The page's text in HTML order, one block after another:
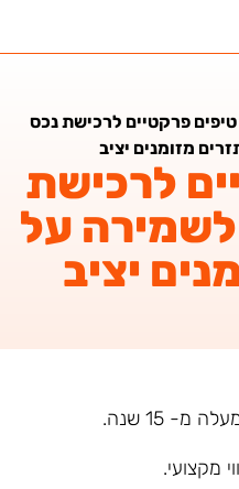
פרקטיים לרכישת נכס
מזומנים יציב
לרכישת
על
יציב
מ- 15 שנה.
מקצועי.